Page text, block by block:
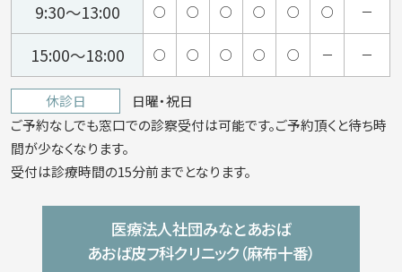
休診日
日曜・祝日
ご予約なしでも窓口での診察受付は可能です。ご予約頂くと待ち時
間が少なくなります。
受付は診療時間の15分前までとなります。
9:30～13:00 ○ ○ ○ ○ ○ ○ －
15:00～18:00 ○ ○ ○ ○ ○ － －
医療法人社団みなとあおば
あおば皮フ科クリニック（麻布十番）